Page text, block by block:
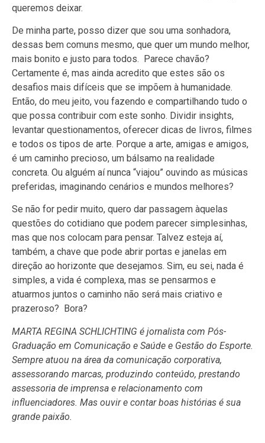
queremos deixar.
De minha parte, posso dizer que sou uma sonhadora,
dessas bem comuns mesmo, que quer um mundo melhor,
mais bonito e justo para todos. Parece chavão?
Certamente é, mas ainda acredito que estes são os
desafios mais difíceis que se impõem à humanidade.
Então, do meu jeito, vou fazendo e compartilhando tudo o
que possa contribuir com este sonho. Dividir insights,
levantar questionamentos, oferecer dicas de livros, filmes
e todos os tipos de arte. Porque a arte, amigas e amigos,
é um caminho precioso, um bálsamo na realidade
concreta. Ou alguém aí nunca “viajou” ouvindo as músicas
preferidas, imaginando cenários e mundos melhores?
Se não for pedir muito, quero dar passagem àquelas
questões do cotidiano que podem parecer simplesinhas,
mas que nos colocam para pensar. Talvez esteja aí,
também, a chave que pode abrir portas e janelas em
direção ao horizonte que desejamos. Sim, eu sei, nada é
simples, a vida é complexa, mas se pensarmos e
atuarmos juntos o caminho não será mais criativo e
prazeroso? Bora?
MARTA REGINA SCHLICHTING é jornalista com Pós-
Graduação em Comunicação e Saúde e Gestão do Esporte.
Sempre atuou na área da comunicação corporativa,
assessorando marcas, produzindo conteúdo, prestando
assessoria de imprensa e relacionamento com
influenciadores. Mas ouvir e contar boas histórias é sua
grande paixão.